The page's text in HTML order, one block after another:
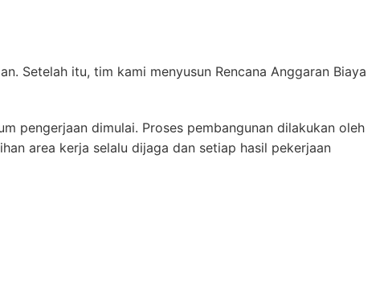
Setelah itu, tim kami menyusun Rencana Anggaran Biaya
pengerjaan dimulai. Proses pembangunan dilakukan oleh
area kerja selalu dijaga dan setiap hasil pekerjaan